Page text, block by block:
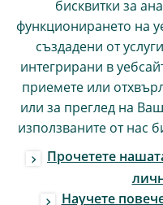
бисквитки за
функционирането на
създадени от
интегрирани в
приемете или
или за преглед на
използваните от нас
Прочетете
Научете